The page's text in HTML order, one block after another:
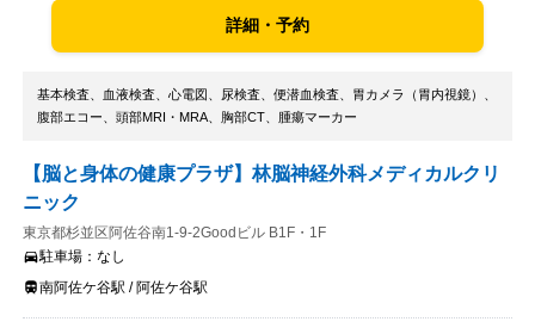
詳細・予約
基本検査、血液検査、心電図、尿検査、便潜血検査、胃カメラ（胃内視鏡）、
腹部エコー、頭部MRI・MRA、胸部CT、腫瘍マーカー
【脳と身体の健康プラザ】林脳神経外科メディカルクリ
ニック
東京都杉並区阿佐谷南1-9-2Goodビル B1F・1F
駐車場： なし
南阿佐ケ谷駅 / 阿佐ケ谷駅